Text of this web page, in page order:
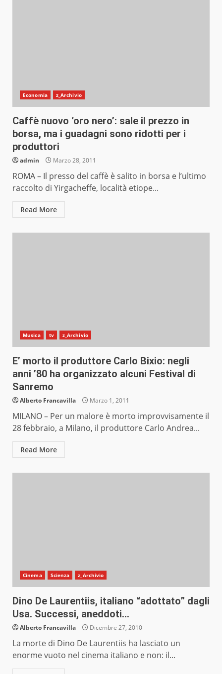
Economia z_Archivio
Caffè nuovo ‘oro nero’: sale il prezzo in
borsa, ma i guadagni sono ridotti per i
produttori
admin Marzo 28, 2011
ROMA – Il presso del caffè è salito in borsa e l’ultimo
raccolto di Yirgacheffe, località etiope...
Read More
Musica tv z_Archivio
E’ morto il produttore Carlo Bixio: negli
anni ’80 ha organizzato alcuni Festival di
Sanremo
Alberto Francavilla Marzo 1, 2011
MILANO – Per un malore è morto improvvisamente il
28 febbraio, a Milano, il produttore Carlo Andrea...
Read More
Cinema Scienza z_Archivio
Dino De Laurentiis, italiano “adottato” dagli
Usa. Successi, aneddoti…
Alberto Francavilla Dicembre 27, 2010
La morte di Dino De Laurentiis ha lasciato un
enorme vuoto nel cinema italiano e non: il...